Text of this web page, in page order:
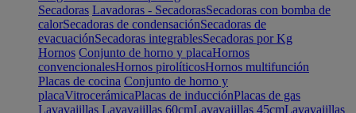
Secadoras Lavadoras - SecadorasSecadoras con bomba de
calorSecadoras de condensaciónSecadoras de
evacuaciónSecadoras integrablesSecadoras por Kg
Hornos Conjunto de horno y placaHornos
convencionalesHornos pirolíticosHornos multifunción
Placas de cocina Conjunto de horno y
placaVitrocerámicaPlacas de inducciónPlacas de gas
Lavavajillas Lavavajillas 60cmLavavajillas 45cmLavavajillas